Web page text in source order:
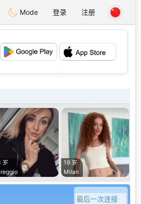
Mode 登录 注册
岁
19 岁
Milan
最后一次连接